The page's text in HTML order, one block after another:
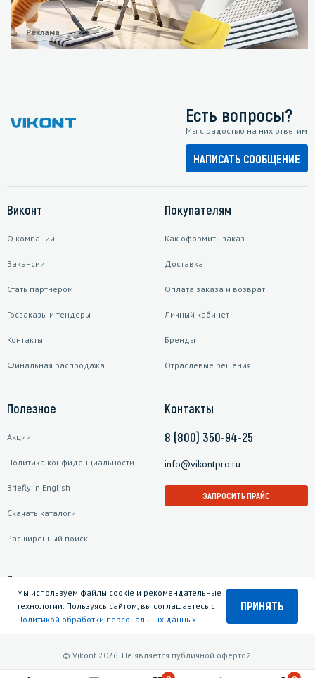
Реклама
Есть вопросы?
Мы с радостью на них ответим
НАПИСАТЬ СООБЩЕНИЕ
Виконт
О компании
Вакансии
Стать партнером
Госзаказы и тендеры
Контакты
Финальная распродажа
Покупателям
Как оформить заказ
Доставка
Оплата заказа и возврат
Личный кабинет
Бренды
Отраслевые решения
Полезное
Акции
Политика конфиденциальности
Briefly in English
Скачать каталоги
Расширенный поиск
Контакты
8 (800) 350-94-25
info@vikontpro.ru
ЗАПРОСИТЬ ПРАЙС
© Vikont 2026. Не является публичной офертой.
Подписаться на рассылку
Мы используем файлы cookie и рекомендательные
технологии. Пользуясь сайтом, вы соглашаетесь с
Политикой обработки персональных данных.
ПРИНЯТЬ